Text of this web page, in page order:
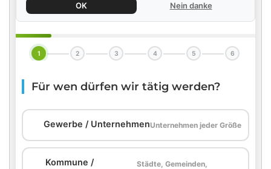
OK
Nein danke
1 2 3 4 5 6
Für wen dürfen wir tätig werden?
Gewerbe / UnternehmenUnternehmen jeder Größe
Kommune /
Städte, Gemeinden,